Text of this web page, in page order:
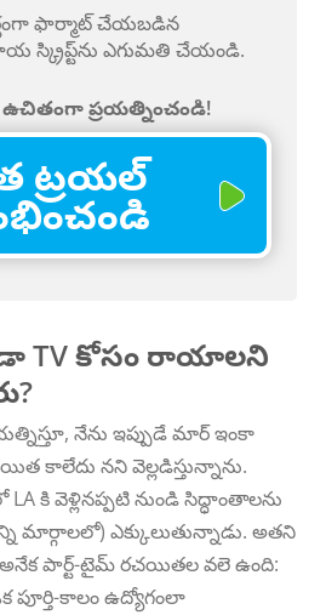
ఫార్మాట్ చేయబడిన
స్క్రిప్ట్‌ను ఎగుమతి చేయండి.
ఉచితంగా ప్రయత్నించండి!
ట్రయల్
TV కోసం రాయాలని
నేను ఇప్పుడే మార్ ఇంకా
కాలేదు నని వెల్లడిస్తున్నాను.
కి వెళ్లినప్పటి నుండి సిద్ధాంతాలను
మార్గాలలో) ఎక్కులుతున్నాడు. అతని
పార్ట్-టైమ్ రచయితల వలె ఉంది:
కాలం ఉద్యోగంలా